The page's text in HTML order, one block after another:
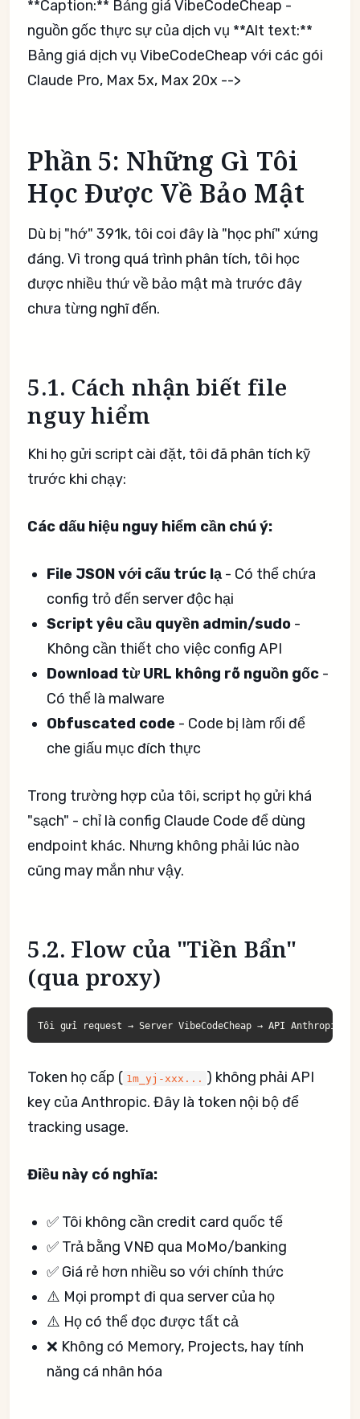
**Caption:** Bảng giá VibeCodeCheap -
nguồn gốc thực sự của dịch vụ **Alt text:**
Bảng giá dịch vụ VibeCodeCheap với các gói
Claude Pro, Max 5x, Max 20x -->
Phần 5: Những Gì Tôi
Học Được Về Bảo Mật
Dù bị "hớ" 391k, tôi coi đây là "học phí" xứng
đáng. Vì trong quá trình phân tích, tôi học
được nhiều thứ về bảo mật mà trước đây
chưa từng nghĩ đến.
5.1. Cách nhận biết file
nguy hiểm
Khi họ gửi script cài đặt, tôi đã phân tích kỹ
trước khi chạy:
Các dấu hiệu nguy hiểm cần chú ý:
File JSON với cấu trúc lạ - Có thể chứa
config trỏ đến server độc hại
Script yêu cầu quyền admin/sudo -
Không cần thiết cho việc config API
Download từ URL không rõ nguồn gốc -
Có thể là malware
Obfuscated code - Code bị làm rối để
che giấu mục đích thực
Trong trường hợp của tôi, script họ gửi khá
"sạch" - chỉ là config Claude Code để dùng
endpoint khác. Nhưng không phải lúc nào
cũng may mắn như vậy.
5.2. Flow của "Tiền Bẩn"
(qua proxy)
Token họ cấp ( 1m_yj-xxx... ) không phải API
key của Anthropic. Đây là token nội bộ để
tracking usage.
Điều này có nghĩa:
✅ Tôi không cần credit card quốc tế
✅ Trả bằng VNĐ qua MoMo/banking
✅ Giá rẻ hơn nhiều so với chính thức
⚠️ Mọi prompt đi qua server của họ
⚠️ Họ có thể đọc được tất cả
❌ Không có Memory, Projects, hay tính
năng cá nhân hóa